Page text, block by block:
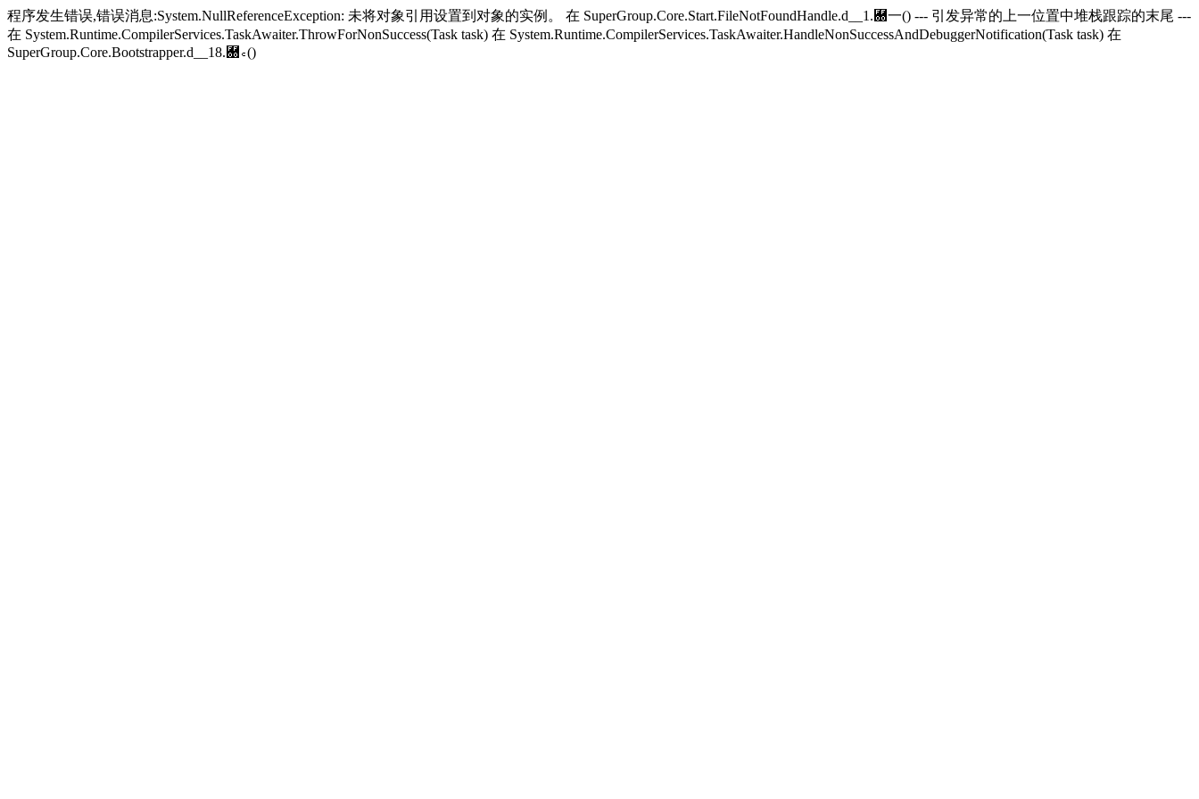
程序发生错误,错误消息:System.NullReferenceException: 未将对象引用设置到对象的实例。 在 SuperGroup.Core.Start.FileNotFoundHandle.d__1.＀一() --- 引发异常的上一位置中堆栈跟踪的末尾 ---
在 System.Runtime.CompilerServices.TaskAwaiter.ThrowForNonSuccess(Task task) 在 System.Runtime.CompilerServices.TaskAwaiter.HandleNonSuccessAndDebuggerNotification(Task task) 在
SuperGroup.Core.Bootstrapper.d__18.＀꜀()